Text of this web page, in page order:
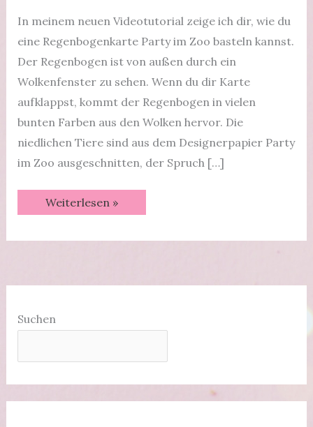
In meinem neuen Videotutorial zeige ich dir, wie du
eine Regenbogenkarte Party im Zoo basteln kannst.
Der Regenbogen ist von außen durch ein
Wolkenfenster zu sehen. Wenn du dir Karte
aufklappst, kommt der Regenbogen in vielen
bunten Farben aus den Wolken hervor. Die
niedlichen Tiere sind aus dem Designerpapier Party
im Zoo ausgeschnitten, der Spruch […]
Regenbogenkarte
|
Weiterlesen »
Suchen